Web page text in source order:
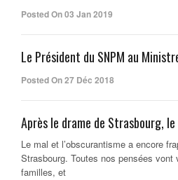
Posted On 03 Jan 2019
Le Président du SNPM au
Posted On 27 Déc 2018
Après le drame de Strasbourg, le
Le mal et l’obscurantisme a encore
Strasbourg. Toutes nos pensées
familles, et